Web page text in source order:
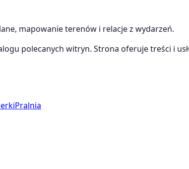
mapowanie terenów i relacje z wydarzeń.
polecanych witryn. Strona oferuje treści i
Pralnia